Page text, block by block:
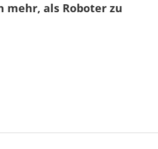
mehr, als Roboter zu